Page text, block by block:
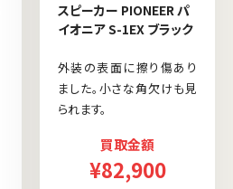
スピーカー PIONEER パ
イオニア S-1EX ブラック
外装の表面に擦り傷あり
ました。小さな角欠けも見
られます。
買取金額
¥82,900